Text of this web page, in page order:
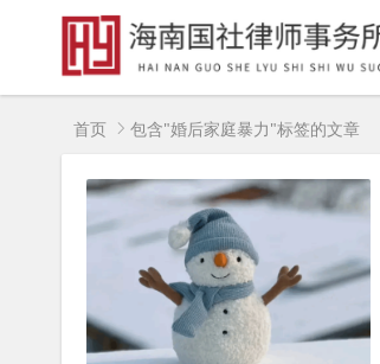
首页 包含"婚后家庭暴力"标签的文章